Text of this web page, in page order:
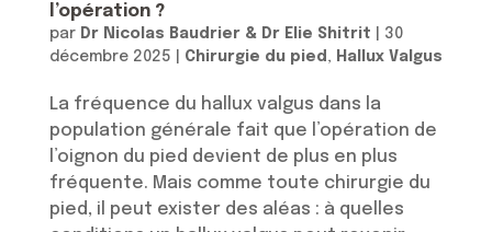
l’opération ?
par Dr Nicolas Baudrier & Dr Elie Shitrit
30
décembre 2025
Chirurgie du pied , Hallux Valgus
La fréquence du hallux valgus dans la
population générale fait que l’opération de
l’oignon du pied devient de plus en plus
fréquente. Mais comme toute chirurgie du
pied, il peut exister des aléas : à quelles